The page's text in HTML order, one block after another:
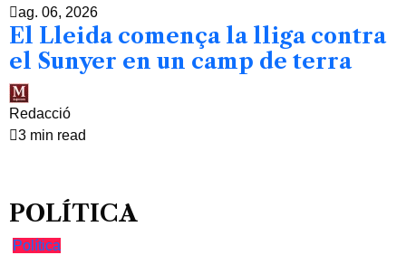
ag. 06, 2026
El Lleida comença la lliga contra
el Sunyer en un camp de terra
Redacció
3 min read
POLÍTICA
Política